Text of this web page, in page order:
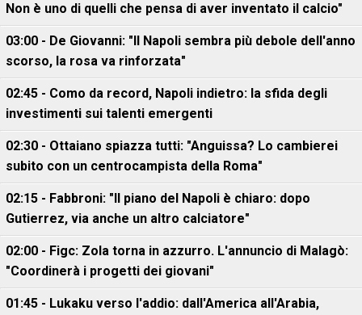
Non è uno di quelli che pensa di aver inventato il calcio"
03:00 - De Giovanni: "Il Napoli sembra più debole dell'anno
scorso, la rosa va rinforzata"
02:45 - Como da record, Napoli indietro: la sfida degli
investimenti sui talenti emergenti
02:30 - Ottaiano spiazza tutti: "Anguissa? Lo cambierei
subito con un centrocampista della Roma"
02:15 - Fabbroni: "Il piano del Napoli è chiaro: dopo
Gutierrez, via anche un altro calciatore"
02:00 - Figc: Zola torna in azzurro. L'annuncio di Malagò:
"Coordinerà i progetti dei giovani"
01:45 - Lukaku verso l'addio: dall'America all'Arabia,